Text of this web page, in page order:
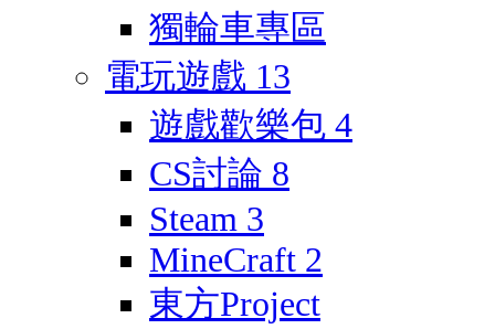
獨輪車專區
電玩遊戲 13
遊戲歡樂包 4
CS討論 8
Steam 3
MineCraft 2
東方Project